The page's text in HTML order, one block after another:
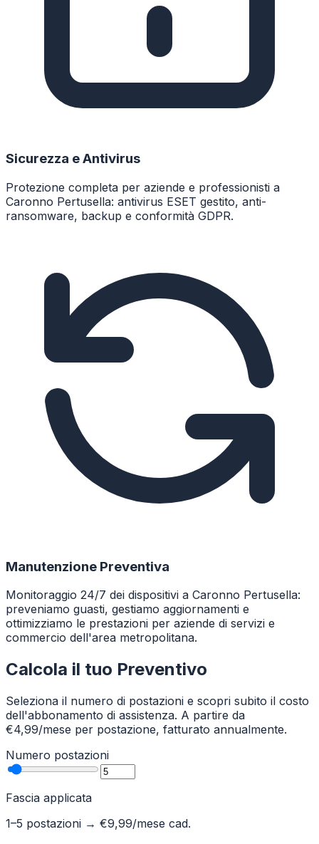
Sicurezza e Antivirus
Protezione completa per aziende e professionisti a
Caronno Pertusella: antivirus ESET gestito, anti-
ransomware, backup e conformità GDPR.
Manutenzione Preventiva
Monitoraggio 24/7 dei dispositivi a Caronno Pertusella:
preveniamo guasti, gestiamo aggiornamenti e
ottimizziamo le prestazioni per aziende di servizi e
commercio dell'area metropolitana.
Calcola il tuo Preventivo
Seleziona il numero di postazioni e scopri subito il costo
dell'abbonamento di assistenza. A partire da
€4,99/mese per postazione, fatturato annualmente.
Numero postazioni
Fascia applicata
1–5 postazioni → €9,99/mese cad.